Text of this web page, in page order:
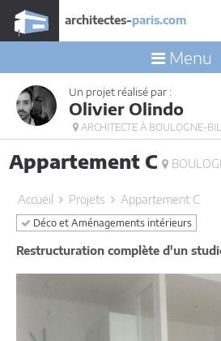
architectes-paris.com
Menu
Un projet réalisé par :
Olivier Olindo
ARCHITECTE À BOULOGNE-
Appartement C
Accueil Projets Appartement C
Déco et Aménagements intérieurs
Restructuration complète d'un